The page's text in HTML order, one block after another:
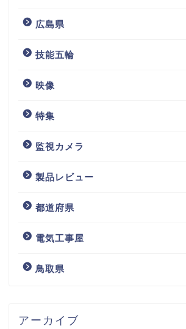
広島県
技能五輪
映像
特集
監視カメラ
製品レビュー
都道府県
電気工事屋
鳥取県
アーカイブ